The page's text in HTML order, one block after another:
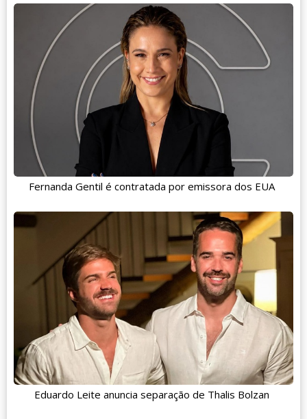
Fernanda Gentil é contratada por emissora dos EUA
Eduardo Leite anuncia separação de Thalis Bolzan